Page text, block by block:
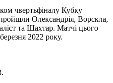
чвертьфіналу Кубку
Олександрія, Ворскла,
та Шахтар. Матчі цього
2022 року.